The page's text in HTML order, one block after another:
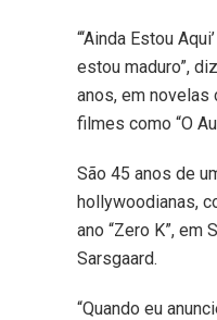
“‘Ainda Estou
estou maduro”,
anos, em novelas
filmes como “O
São 45 anos de
hollywoodianas,
ano “Zero K”,
Sarsgaard.
“Quando eu